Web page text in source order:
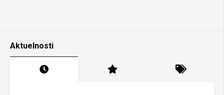
Aktuelnosti